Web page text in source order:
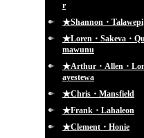
r
★Shannon・Talawepi
★Loren・Sakeva・
mawunu
★Arthur・Allen・
ayestewa
★Chris・Mansfield
★Frank・Lahaleon
★Clement・Honie